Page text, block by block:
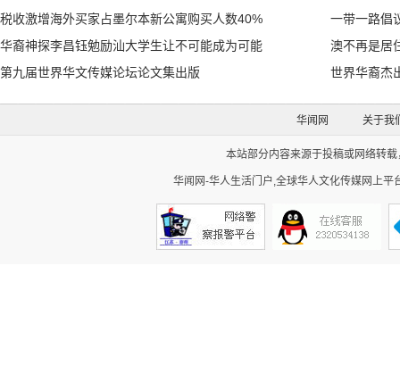
税收激增海外买家占墨尔本新公寓购买人数40%
一带一路倡
华裔神探李昌钰勉励汕大学生让不可能成为可能
澳不再是居
第九届世界华文传媒论坛论文集出版
世界华裔杰
华闻网 关于我
本站部分内容来源于投稿或网络转
华闻网-华人生活门户,全球华人文化传媒网上